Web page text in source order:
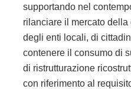
supportando nel
rilanciare il mercato
degli enti locali, di
contenere il consumo di
di ristrutturazione
con riferimento al